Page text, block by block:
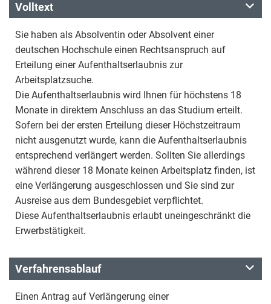
Volltext
Sie haben als Absolventin oder Absolvent einer
deutschen Hochschule einen Rechtsanspruch auf
Erteilung einer Aufenthaltserlaubnis zur
Arbeitsplatzsuche.
Die Aufenthaltserlaubnis wird Ihnen für höchstens 18
Monate in direktem Anschluss an das Studium erteilt.
Sofern bei der ersten Erteilung dieser Höchstzeitraum
nicht ausgenutzt wurde, kann die Aufenthaltserlaubnis
entsprechend verlängert werden. Sollten Sie allerdings
während dieser 18 Monate keinen Arbeitsplatz finden, ist
eine Verlängerung ausgeschlossen und Sie sind zur
Ausreise aus dem Bundesgebiet verpflichtet.
Diese Aufenthaltserlaubnis erlaubt uneingeschränkt die
Erwerbstätigkeit.
Verfahrensablauf
Einen Antrag auf Verlängerung einer